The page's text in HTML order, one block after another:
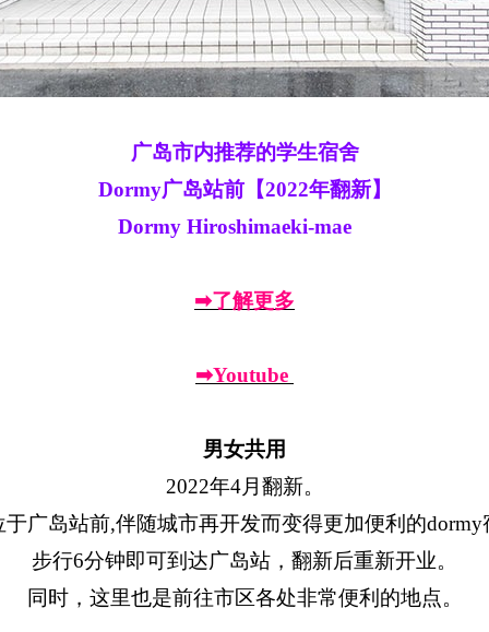
广岛市内推荐的学生宿舍
Dormy广岛站前【2022年翻新】
Dormy Hiroshimaeki-mae
➡了解更多
➡Youtube
男女共用
2022年4月翻新。
于广岛站前,伴随城市再开发而变得更加便利的dormy
步行6分钟即可到达广岛站，翻新后重新开业。
同时，这里也是前往市区各处非常便利的地点。